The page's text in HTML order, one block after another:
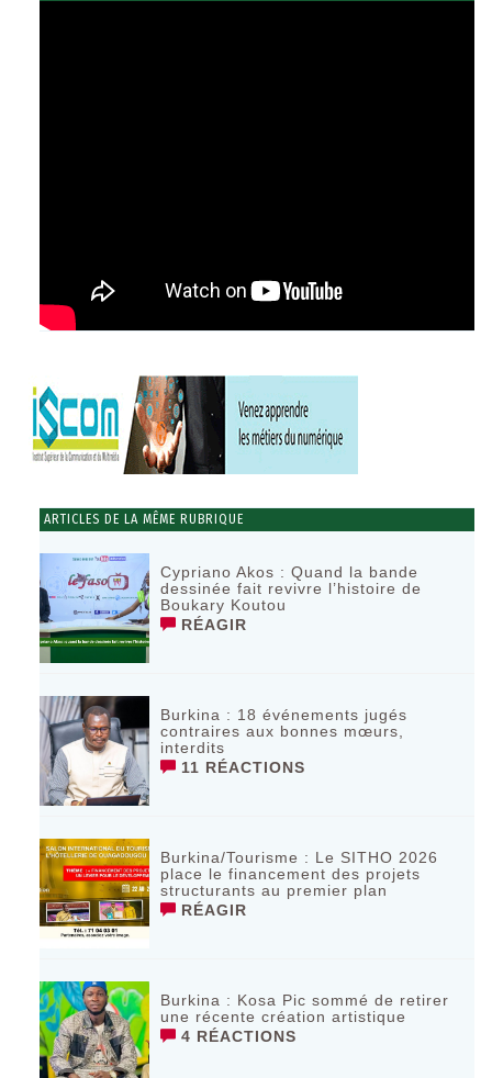
ARTICLES DE LA MÊME RUBRIQUE
Cypriano Akos : Quand la bande
dessinée fait revivre l’histoire de
Boukary Koutou
RÉAGIR
Burkina : 18 événements jugés
contraires aux bonnes mœurs,
interdits
11 RÉACTIONS
Burkina/Tourisme : Le SITHO 2026
place le financement des projets
structurants au premier plan
RÉAGIR
Burkina : Kosa Pic sommé de retirer
une récente création artistique
4 RÉACTIONS